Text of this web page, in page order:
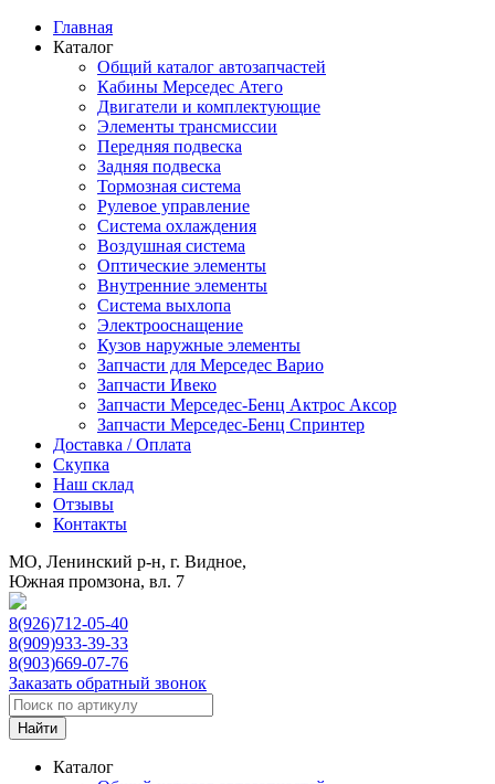
Главная
Каталог
Общий каталог автозапчастей
Кабины Мерседес Атего
Двигатели и комплектующие
Элементы трансмиссии
Передняя подвеска
Задняя подвеска
Тормозная сиcтема
Рулевое управление
Система охлаждения
Воздушная система
Оптические элементы
Внутренние элементы
Система выхлопа
Электрооснащение
Кузов наружные элементы
Запчасти для Мерседес Варио
Запчасти Ивеко
Запчасти Мерседес-Бенц Актрос Аксор
Запчасти Мерседес-Бенц Спринтер
Доставка / Оплата
Скупка
Наш склад
Отзывы
Контакты
МО, Ленинский р-н, г. Видное,
Южная промзона, вл. 7
8(926)712-05-40
8(909)933-39-33
8(903)669-07-76
Заказать обратный звонок
Каталог